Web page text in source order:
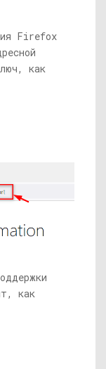
Firefox
как
как